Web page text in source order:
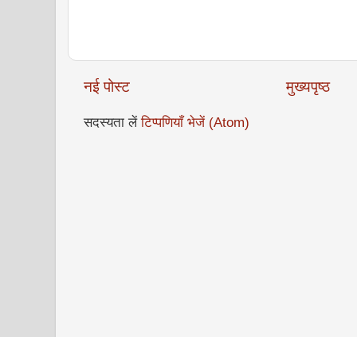
नई पोस्ट मुख्यपृष्ठ
सदस्यता लेंटिप्पणियाँ भेजें (Atom)